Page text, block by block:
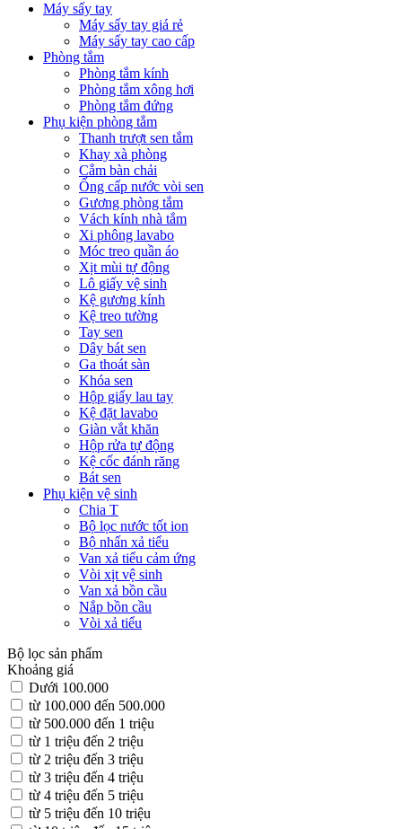
Máy sấy tay
Máy sấy tay giá rẻ
Máy sấy tay cao cấp
Phòng tắm
Phòng tắm kính
Phòng tắm xông hơi
Phòng tắm đứng
Phụ kiện phòng tắm
Thanh trượt sen tắm
Khay xà phòng
Cắm bàn chải
Ống cấp nước vòi sen
Gương phòng tắm
Vách kính nhà tắm
Xi phông lavabo
Móc treo quần áo
Xịt mùi tự động
Lô giấy vệ sinh
Kệ gương kính
Kệ treo tường
Tay sen
Dây bát sen
Ga thoát sàn
Khóa sen
Hộp giấy lau tay
Kệ đặt lavabo
Giàn vắt khăn
Hộp rửa tự động
Kệ cốc đánh răng
Bát sen
Phụ kiện vệ sinh
Chia T
Bộ lọc nước tốt ion
Bộ nhấn xả tiểu
Van xả tiểu cảm ứng
Vòi xịt vệ sinh
Van xả bồn cầu
Nắp bồn cầu
Vòi xả tiểu
Bộ lọc sản phẩm
Khoảng giá
Dưới 100.000
từ 100.000 đến 500.000
từ 500.000 đến 1 triệu
từ 1 triệu đến 2 triệu
từ 2 triệu đến 3 triệu
từ 3 triệu đến 4 triệu
từ 4 triệu đến 5 triệu
từ 5 triệu đến 10 triệu